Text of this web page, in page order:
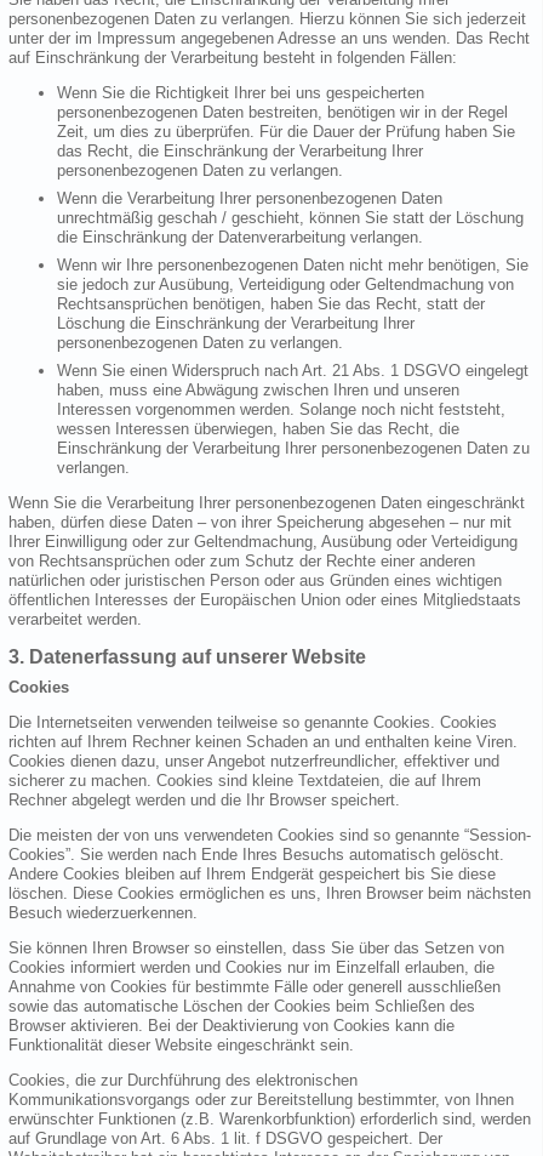
personenbezogenen Daten zu verlangen. Hierzu können Sie sich jederzeit
unter der im Impressum angegebenen Adresse an uns wenden. Das Recht
auf Einschränkung der Verarbeitung besteht in folgenden Fällen:
Wenn Sie die Richtigkeit Ihrer bei uns gespeicherten
personenbezogenen Daten bestreiten, benötigen wir in der Regel
Zeit, um dies zu überprüfen. Für die Dauer der Prüfung haben Sie
das Recht, die Einschränkung der Verarbeitung Ihrer
personenbezogenen Daten zu verlangen.
Wenn die Verarbeitung Ihrer personenbezogenen Daten
unrechtmäßig geschah / geschieht, können Sie statt der Löschung
die Einschränkung der Datenverarbeitung verlangen.
Wenn wir Ihre personenbezogenen Daten nicht mehr benötigen, Sie
sie jedoch zur Ausübung, Verteidigung oder Geltendmachung von
Rechtsansprüchen benötigen, haben Sie das Recht, statt der
Löschung die Einschränkung der Verarbeitung Ihrer
personenbezogenen Daten zu verlangen.
Wenn Sie einen Widerspruch nach Art. 21 Abs. 1 DSGVO eingelegt
haben, muss eine Abwägung zwischen Ihren und unseren
Interessen vorgenommen werden. Solange noch nicht feststeht,
wessen Interessen überwiegen, haben Sie das Recht, die
Einschränkung der Verarbeitung Ihrer personenbezogenen Daten zu
verlangen.
Wenn Sie die Verarbeitung Ihrer personenbezogenen Daten eingeschränkt
haben, dürfen diese Daten – von ihrer Speicherung abgesehen – nur mit
Ihrer Einwilligung oder zur Geltendmachung, Ausübung oder Verteidigung
von Rechtsansprüchen oder zum Schutz der Rechte einer anderen
natürlichen oder juristischen Person oder aus Gründen eines wichtigen
öffentlichen Interesses der Europäischen Union oder eines Mitgliedstaats
verarbeitet werden.
3. Datenerfassung auf unserer Website
Cookies
Die Internetseiten verwenden teilweise so genannte Cookies. Cookies
richten auf Ihrem Rechner keinen Schaden an und enthalten keine Viren.
Cookies dienen dazu, unser Angebot nutzerfreundlicher, effektiver und
sicherer zu machen. Cookies sind kleine Textdateien, die auf Ihrem
Rechner abgelegt werden und die Ihr Browser speichert.
Die meisten der von uns verwendeten Cookies sind so genannte “Session-
Cookies”. Sie werden nach Ende Ihres Besuchs automatisch gelöscht.
Andere Cookies bleiben auf Ihrem Endgerät gespeichert bis Sie diese
löschen. Diese Cookies ermöglichen es uns, Ihren Browser beim nächsten
Besuch wiederzuerkennen.
Sie können Ihren Browser so einstellen, dass Sie über das Setzen von
Cookies informiert werden und Cookies nur im Einzelfall erlauben, die
Annahme von Cookies für bestimmte Fälle oder generell ausschließen
sowie das automatische Löschen der Cookies beim Schließen des
Browser aktivieren. Bei der Deaktivierung von Cookies kann die
Funktionalität dieser Website eingeschränkt sein.
Cookies, die zur Durchführung des elektronischen
Kommunikationsvorgangs oder zur Bereitstellung bestimmter, von Ihnen
erwünschter Funktionen (z.B. Warenkorbfunktion) erforderlich sind, werden
auf Grundlage von Art. 6 Abs. 1 lit. f DSGVO gespeichert. Der